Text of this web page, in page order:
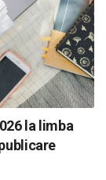
la limba